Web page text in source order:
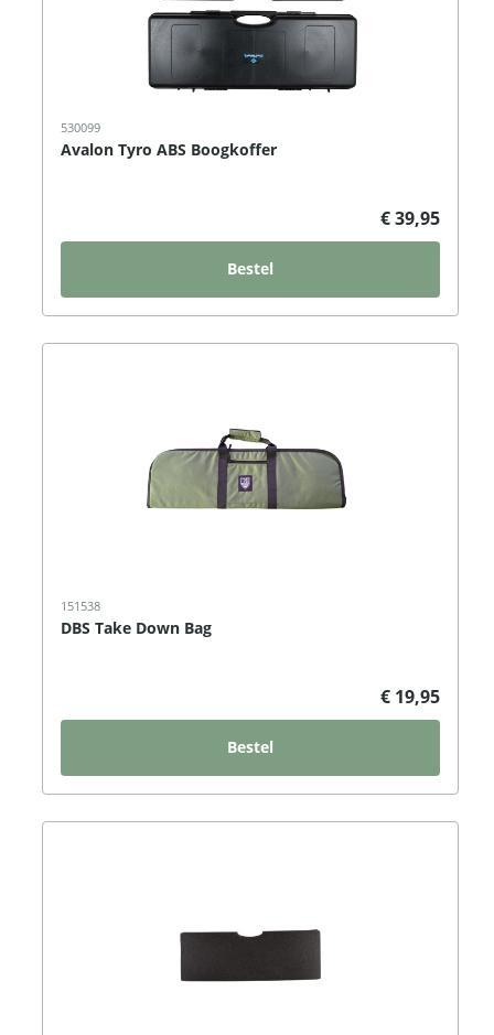
530099
Avalon Tyro ABS Boogkoffer
€ 39,95
Bestel
151538
DBS Take Down Bag
€ 19,95
Bestel